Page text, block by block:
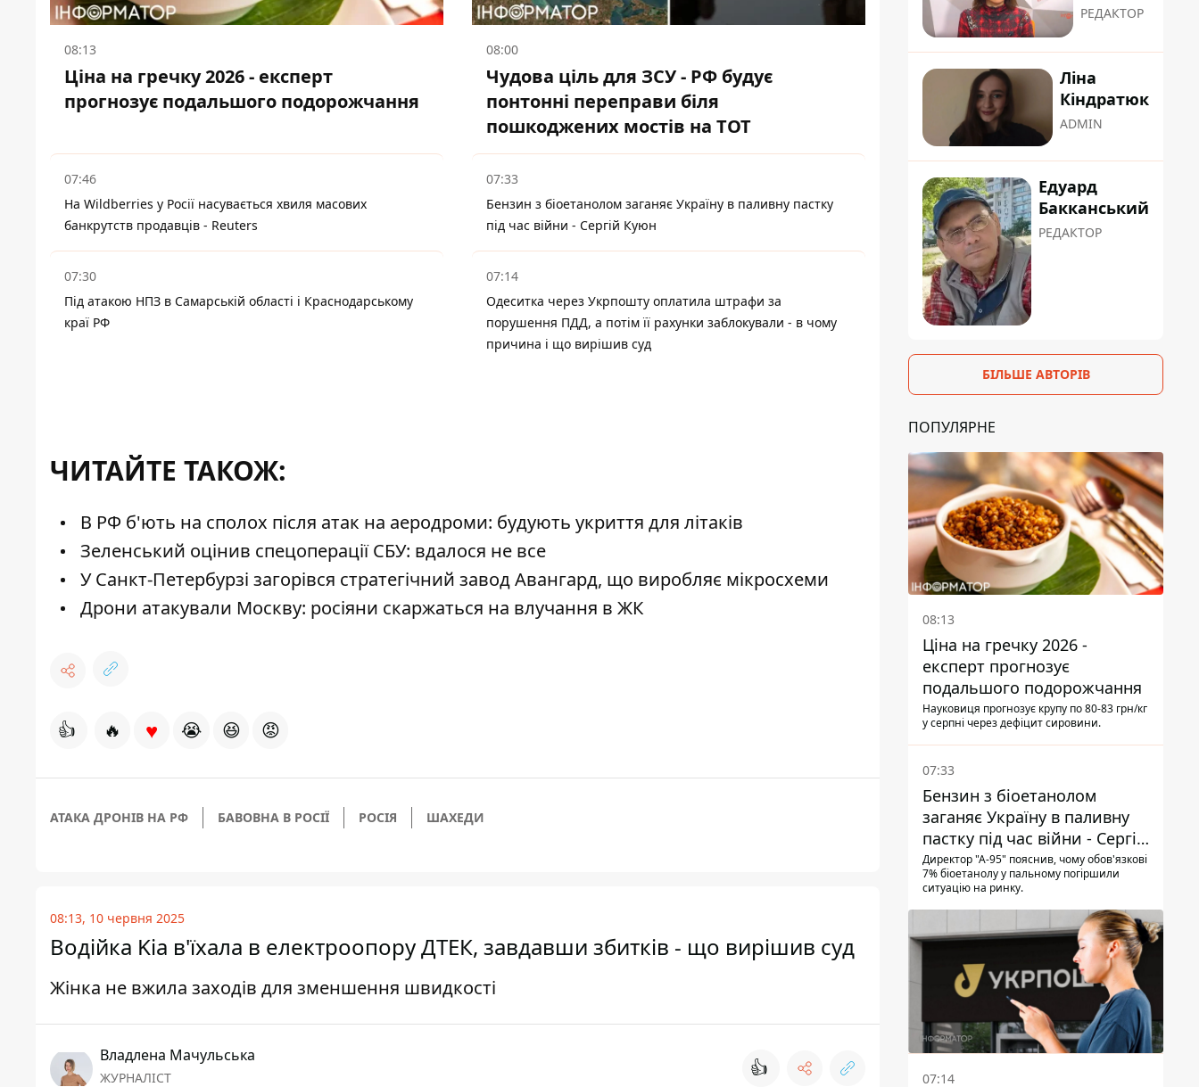
08:13
Ціна на гречку 2026 - експерт
прогнозує подальшого подорожчання
08:00
Чудова ціль для ЗСУ - РФ будує
понтонні переправи біля
пошкоджених мостів на ТОТ
07:46
На Wildberries у Росії насувається хвиля масових
банкрутств продавців - Reuters
07:33
Бензин з біоетанолом заганяє Україну в паливну пастку
під час війни - Сергій Куюн
07:30
Під атакою НПЗ в Самарській області і Краснодарському
краї РФ
07:14
Одеситка через Укрпошту оплатила штрафи за
порушення ПДД, а потім її рахунки заблокували - в чому
причина і що вирішив суд
ЧИТАЙТЕ ТАКОЖ:
В РФ б'ють на сполох після атак на аеродроми: будують укриття для літаків
Зеленський оцінив спецоперації СБУ: вдалося не все
У Санкт-Петербурзі загорівся стратегічний завод Авангард, що виробляє мікросхеми
Дрони атакували Москву: росіяни скаржаться на влучання в ЖК
👍 🔥 ♥ 😭 😆 😡
АТАКА ДРОНІВ НА РФ БАВОВНА В РОСІЇ РОСІЯ ШАХЕДИ
08:13, 10 червня 2025
Водійка Kia в'їхала в електроопору ДТЕК, завдавши збитків - що вирішив суд
Жінка не вжила заходів для зменшення швидкості
Владлена Мачульська
ЖУРНАЛІСТ 👍
РЕДАКТОР
Ліна
Кіндратюк
ADMIN
Едуард
Бакканський
РЕДАКТОР
БІЛЬШЕ АВТОРІВ
ПОПУЛЯРНЕ
08:13
Ціна на гречку 2026 -
експерт прогнозує
подальшого подорожчання
Науковиця прогнозує крупу по 80-83 грн/кг
у серпні через дефіцит сировини.
07:33
Бензин з біоетанолом
заганяє Україну в паливну
пастку під час війни - Сергій
Куюн
Директор "А-95" пояснив, чому обов'язкові
7% біоетанолу у пальному погіршили
ситуацію на ринку.
07:14